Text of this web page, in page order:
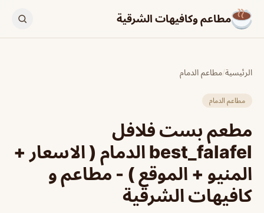
مطاعم وكافيهات الشرقية
الرئيسية/مطاعم الدمام
مطاعم الدمام
مطعم بست فلافل
best_falafel الدمام ( الاسعار +
المنيو + الموقع ) - مطاعم و
كافيهات الشرقية